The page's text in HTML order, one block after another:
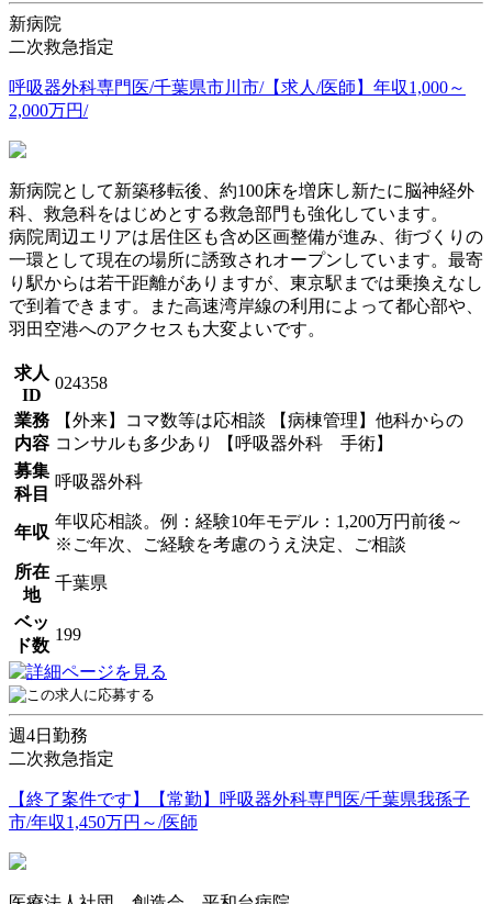
新病院
二次救急指定
呼吸器外科専門医/千葉県市川市/【求人/医師】年収1,000～
2,000万円/
新病院として新築移転後、約100床を増床し新たに脳神経外
科、救急科をはじめとする救急部門も強化しています。
病院周辺エリアは居住区も含め区画整備が進み、街づくりの
一環として現在の場所に誘致されオープンしています。最寄
り駅からは若干距離がありますが、東京駅までは乗換えなし
で到着できます。また高速湾岸線の利用によって都心部や、
羽田空港へのアクセスも大変よいです。
求人
ID
024358
業務
内容
【外来】コマ数等は応相談 【病棟管理】他科からの
コンサルも多少あり 【呼吸器外科 手術】
募集
科目
呼吸器外科
年収
年収応相談。例：経験10年モデル：1,200万円前後～
※ご年次、ご経験を考慮のうえ決定、ご相談
所在
地
千葉県
ベッ
ド数
199
週4日勤務
二次救急指定
【終了案件です】【常勤】呼吸器外科専門医/千葉県我孫子
市/年収1,450万円～/医師